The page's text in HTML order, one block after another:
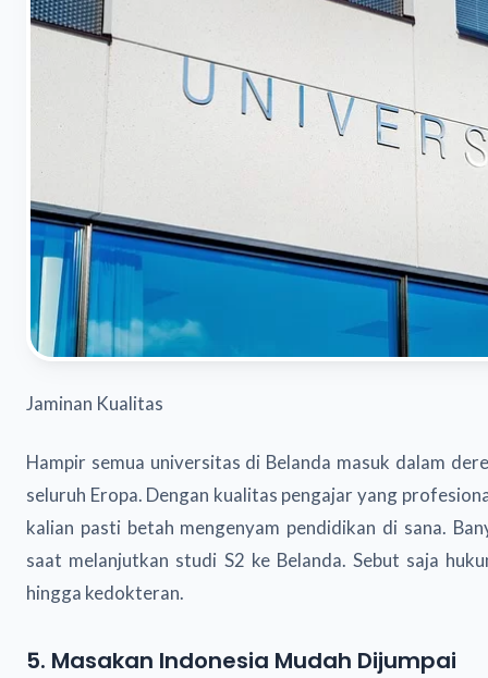
Jaminan Kualitas
Hampir semua universitas di Belanda masuk dalam
seluruh Eropa. Dengan kualitas pengajar yang
kalian pasti betah mengenyam pendidikan di sana.
saat melanjutkan studi S2 ke Belanda. Sebut saja
hingga kedokteran.
5. Masakan Indonesia Mudah Dijumpai